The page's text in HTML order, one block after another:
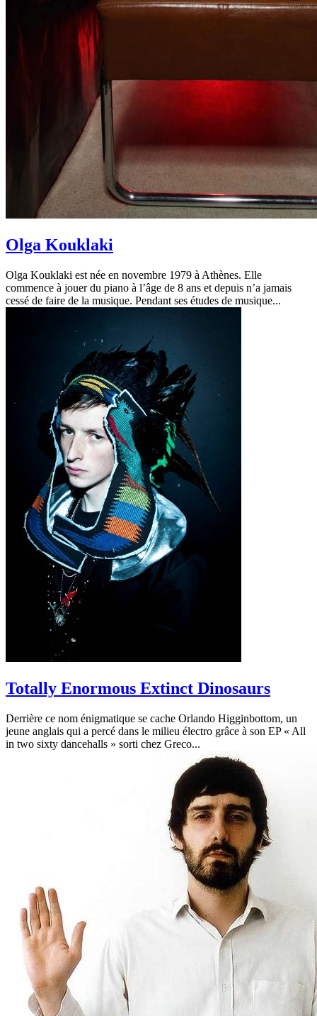
Olga Kouklaki
Olga Kouklaki est née en novembre 1979 à Athènes. Elle
commence à jouer du piano à l’âge de 8 ans et depuis n’a jamais
cessé de faire de la musique. Pendant ses études de musique...
Totally Enormous Extinct Dinosaurs
Derrière ce nom énigmatique se cache Orlando Higginbottom, un
jeune anglais qui a percé dans le milieu électro grâce à son EP « All
in two sixty dancehalls » sorti chez Greco...